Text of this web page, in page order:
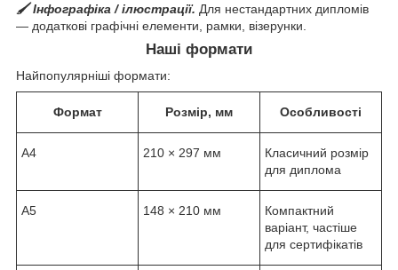
🖌 Інфографіка / ілюстрації. Для нестандартних дипломів
— додаткові графічні елементи, рамки, візерунки.
Наші формати
Найпопулярніші формати:
Формат Розмір, мм Особливості
A4 210 × 297 мм
Класичний розмір
для диплома
A5 148 × 210 мм
Компактний
варіант, частіше
для сертифікатів